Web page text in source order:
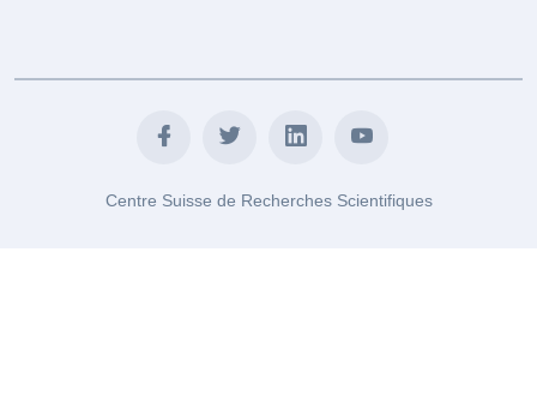
Centre Suisse de Recherches Scientifiques